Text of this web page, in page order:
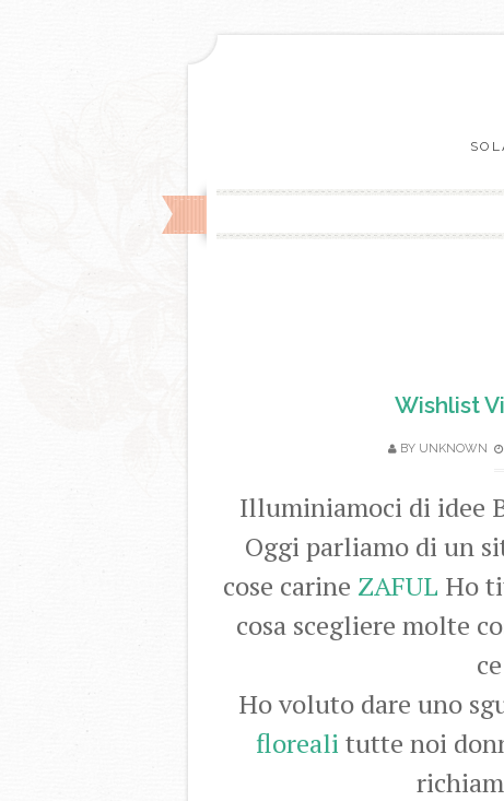
Wishlist
BY UNKNOWN
Illuminiamoci di idee
Oggi parliamo di un
cose carine ZAFUL Ho
cosa scegliere molte
Ho voluto dare uno
floreali tutte noi